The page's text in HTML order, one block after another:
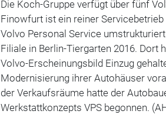
Die Koch-Gruppe verfügt über fünf
Finowfurt ist ein reiner
Volvo Personal Service
Filiale in Berlin-Tiergarten 2016. Dort
Volvo-Erscheinungsbild Einzug
Modernisierung ihrer Autohäuser
der Verkaufsräume hatte der
Werkstattkonzepts VPS begonnen.